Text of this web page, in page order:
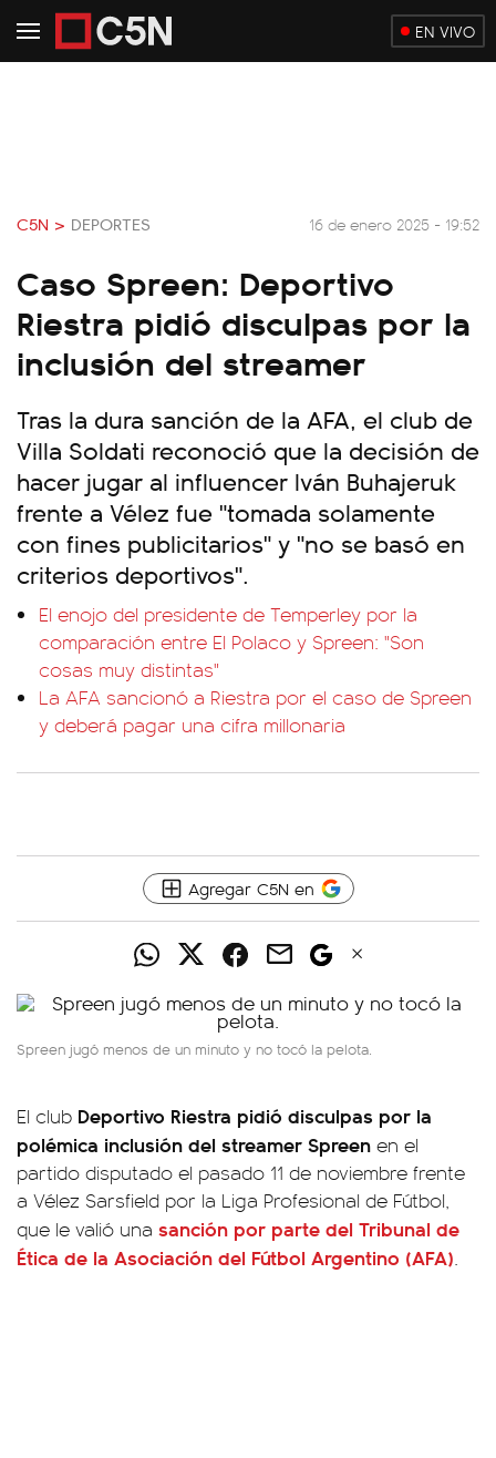
EN VIVO
C5N > DEPORTES 16 de enero 2025 - 19:52
Caso Spreen: Deportivo
Riestra pidió disculpas por la
inclusión del streamer
Tras la dura sanción de la AFA, el club de
Villa Soldati reconoció que la decisión de
hacer jugar al influencer Iván Buhajeruk
frente a Vélez fue "tomada solamente
con fines publicitarios" y "no se basó en
criterios deportivos".
El enojo del presidente de Temperley por la
comparación entre El Polaco y Spreen: "Son
cosas muy distintas"
La AFA sancionó a Riestra por el caso de Spreen
y deberá pagar una cifra millonaria
Agregar C5N en
Spreen jugó menos de un minuto y no tocó la pelota.
El club Deportivo Riestra pidió disculpas por la
polémica inclusión del streamer Spreen en el
partido disputado el pasado 11 de noviembre frente
a Vélez Sarsfield por la Liga Profesional de Fútbol,
que le valió una sanción por parte del Tribunal de
Ética de la Asociación del Fútbol Argentino (AFA).